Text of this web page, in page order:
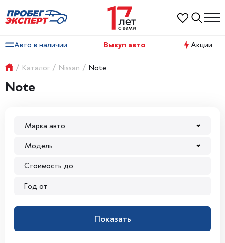
Авто в наличии Выкуп авто Акции
/ Каталог / Nissan / Note
Note
Марка авто
Модель
Показать